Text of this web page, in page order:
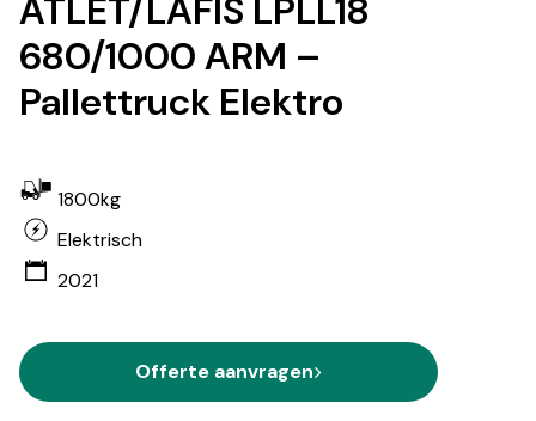
ATLET/LAFIS LPLL18
680/1000 ARM –
Pallettruck Elektro
1800kg
Elektrisch
2021
Offerte aanvragen